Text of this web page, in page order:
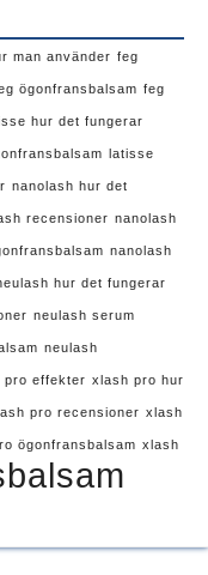
man använder feg
ögonfransbalsam feg
hur det fungerar
latisse
nanolash hur det
recensioner nanolash
nanolash
hur det fungerar
neulash serum
neulash
pro effekter xlash pro hur
pro recensioner xlash
ögonfransbalsam xlash